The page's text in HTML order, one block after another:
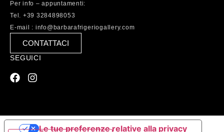
Per info – appuntamenti:
Tel. +39 3284898053
E-mail : info@barbarafrigeriogallery.com
CONTATTACI
SEGUICI
Le tue preferenze relative alla privacy